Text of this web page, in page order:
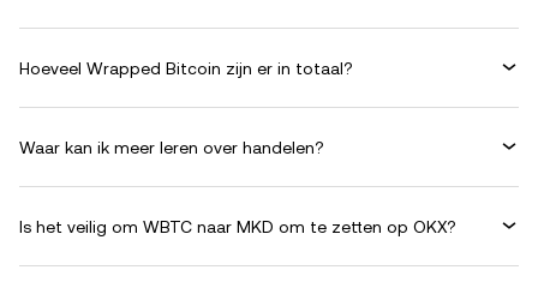
Hoeveel Wrapped Bitcoin zijn er in totaal?
Waar kan ik meer leren over handelen?
Is het veilig om WBTC naar MKD om te zetten op OKX?